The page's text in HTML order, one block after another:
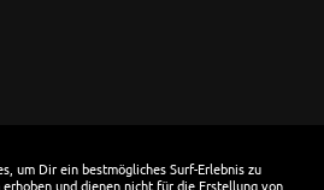
um Dir ein bestmögliches Surf-Erlebnis zu
und dienen nicht für die Erstellung von